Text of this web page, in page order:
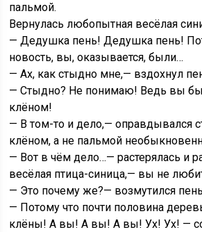
пальмой.
Вернулась любопытная весёлая
— Дедушка пень! Дедушка пень!
новость, вы, оказывается, были…
— Ах, как стыдно мне,— вздохнул
— Стыдно? Не понимаю! Ведь вы
клёном!
— В том-то и дело,— оправдывался
клёном, а не пальмой
— Вот в чём дело…— растерялась и
весёлая птица-синица,— вы не
— Это почему же?— возмутился
— Потому что почти половина
клёны! А вы! А вы! А вы! Ух! Ух! —